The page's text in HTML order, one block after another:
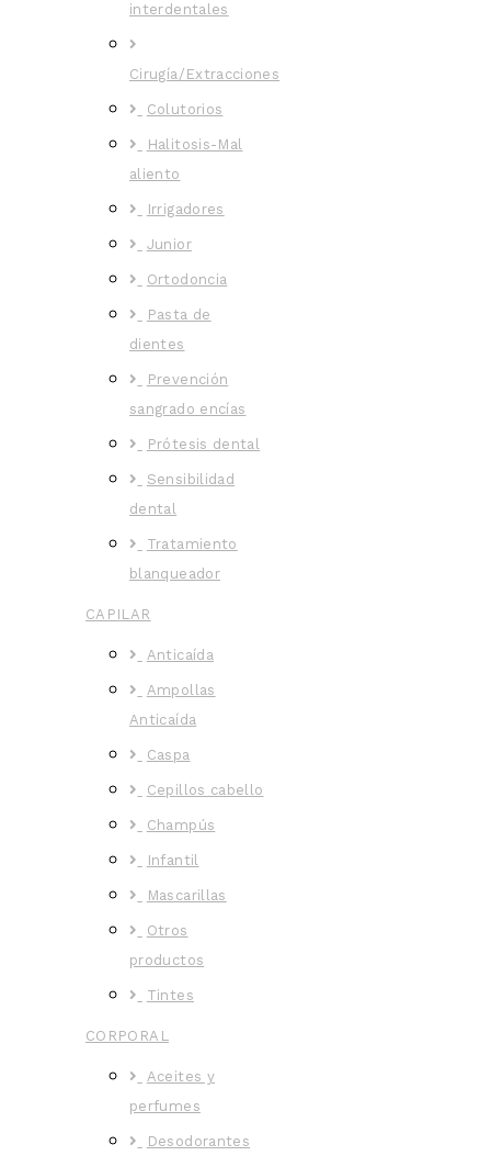
interdentales
Cirugía/Extracciones
Colutorios
Halitosis-Mal
aliento
Irrigadores
Junior
Ortodoncia
Pasta de
dientes
Prevención
sangrado encías
Prótesis dental
Sensibilidad
dental
Tratamiento
blanqueador
CAPILAR
Anticaída
Ampollas
Anticaída
Caspa
Cepillos cabello
Champús
Infantil
Mascarillas
Otros
productos
Tintes
CORPORAL
Aceites y
perfumes
Desodorantes